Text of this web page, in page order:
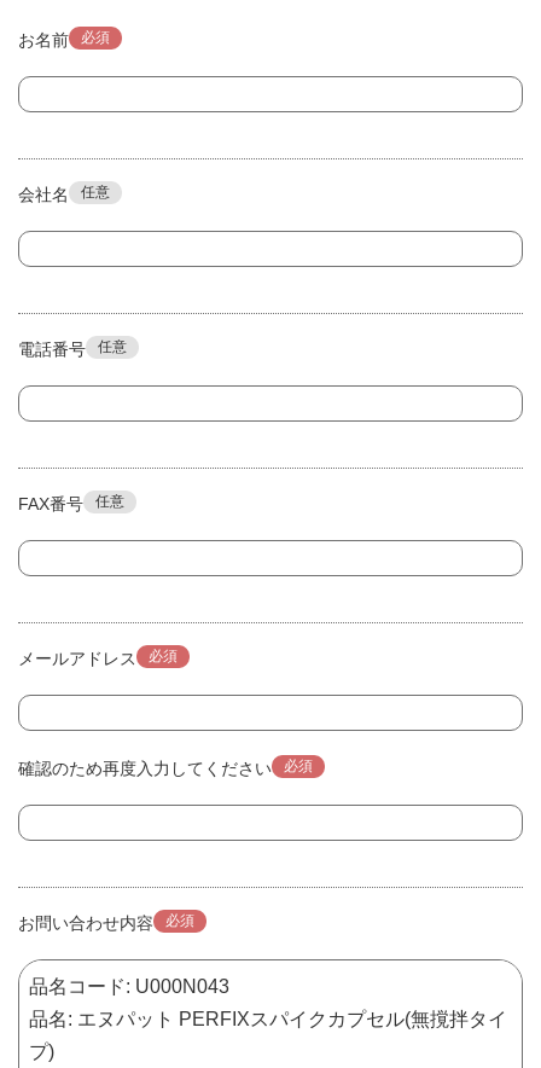
お名前 必須
会社名 任意
電話番号 任意
FAX番号 任意
メールアドレス 必須
確認のため再度入力してください 必須
お問い合わせ内容 必須